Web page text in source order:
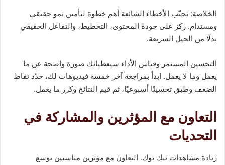
الخلاصة: تجنّب الأخطاء الشائعة أهم خطوة لتأمين نمو حقيقي
ومستدام. ركز على جودة المحتوى، التخطيط، والتفاعل الحقيقي
بدلًا من الحيل السريعة.
التحسين المستمر وقياس الأداء سيعطيانك صورة واضحة عن ما
يعمل وما لا يعمل. ابدأ بمراجعة آخر خمسة فيديوهات لك، حدّد نقاط
الضعف وطبق تحسينًا أسبوعيًا، ثم قيم النتائج وكرر ما يعمل.
التعاون مع المؤثرين والمشاركة في
التحديات
زيادة مشاهدات تيك توك. التعاون مع مؤثرين مناسبين يوسع